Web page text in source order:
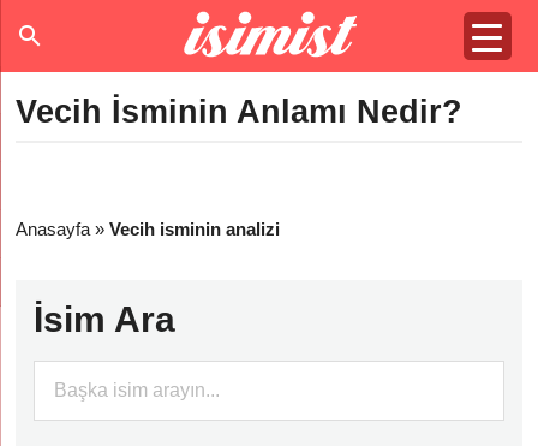
Vecih İsminin Anlamı Nedir?
Anasayfa »Vecih isminin analizi
İsim Ara